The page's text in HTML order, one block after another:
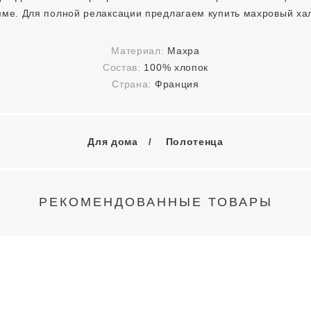
Для полной релаксации предлагаем купить махровый
Материал: Махра
Состав: 100% хлопок
Страна: Франция
Для дома Полотенца
РЕКОМЕНДОВАННЫЕ ТОВАРЫ